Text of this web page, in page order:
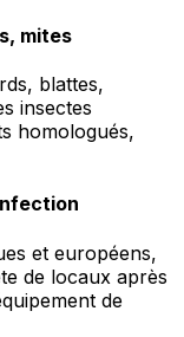
mites
blattes,
insectes
homologués,
et européens,
de locaux après
de